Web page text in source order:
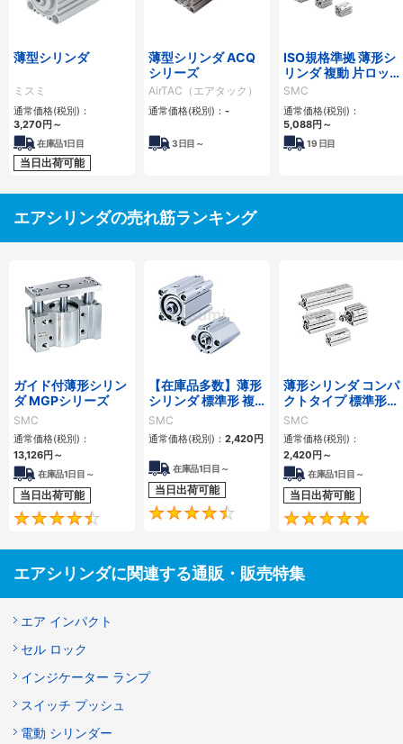
薄型シリンダ
ミスミ
通常価格(税別)：
3,270 円 ～
在庫品1日目
当日出荷可能
薄型シリンダ ACQ
シリーズ
AirTAC（エアタック）
通常価格(税別)： -
3日目～
ISO規格準拠 薄形シ
リンダ 複動 片ロッ
ド C55シリーズ
SMC
通常価格(税別)：
5,088円 ～
19 日目
エアシリンダの売れ筋ランキング
ガイド付薄形シリン
ダ MGPシリーズ
SMC
通常価格(税別)：
13,126円 ～
在庫品1日目～
当日出荷可能
4.6
【在庫品多数】薄形
シリンダ 標準形 複
動・片ロッド CQ2
シリーズ
SMC
通常価格(税別)： 2,420 円
在庫品1日目～
当日出荷可能
4.5
薄形シリンダ コンパ
クトタイプ 標準形
複動 片ロッド CQS
シリーズ
SMC
通常価格(税別)：
2,420 円 ～
在庫品1日目～
当日出荷可能
エアシリンダに関連する通販・販売特集
エア インパクト
セル ロック
インジケーター ランプ
スイッチ プッシュ
電動 シリンダー